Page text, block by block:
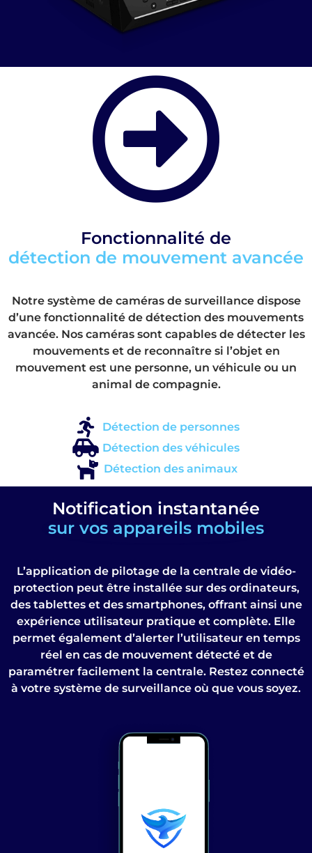
Fonctionnalité de
détection de mouvement avancée
Notre système de caméras de surveillance dispose
d’une fonctionnalité de détection des mouvements
avancée. Nos caméras sont capables de détecter les
mouvements et de reconnaître si l’objet en
mouvement est une personne, un véhicule ou un
animal de compagnie.
Détection de personnes
Détection des véhicules
Détection des animaux
Notification instantanée
sur vos appareils mobiles
L’application de pilotage de la centrale de vidéo-
protection peut être installée sur des ordinateurs,
des tablettes et des smartphones, offrant ainsi une
expérience utilisateur pratique et complète. Elle
permet également d’alerter l’utilisateur en temps
réel en cas de mouvement détecté et de
paramétrer facilement la centrale. Restez connecté
à votre système de surveillance où que vous soyez.